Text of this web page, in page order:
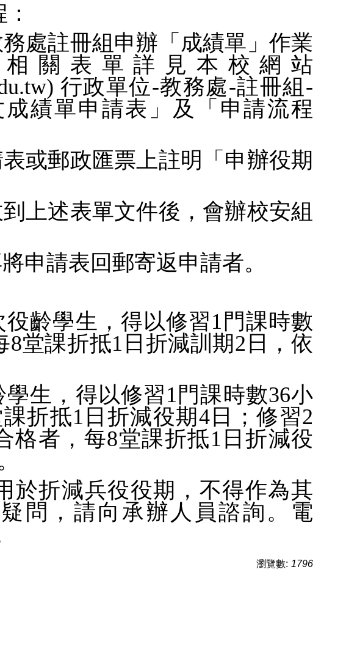
處註冊組申辦「成績單」作業
關表單詳見本校網站
行政單位-教務處-註冊組-
成績單申請表」及「申請流程
或郵政匯票上註明「申辦役期
上述表單文件後，會辦校安組
申請表回郵寄返申請者。
役齡學生，得以修習1門課時數
8堂課折抵1日折減訓期2日，依
生， 得以修習1門課時數36小
折抵1日折減役期4日； 修習2
格者，每8堂課折抵1日折減役
於折減兵役役期，不得作為其
問，請向承辦人員諮詢。電
瀏覽數: 1796